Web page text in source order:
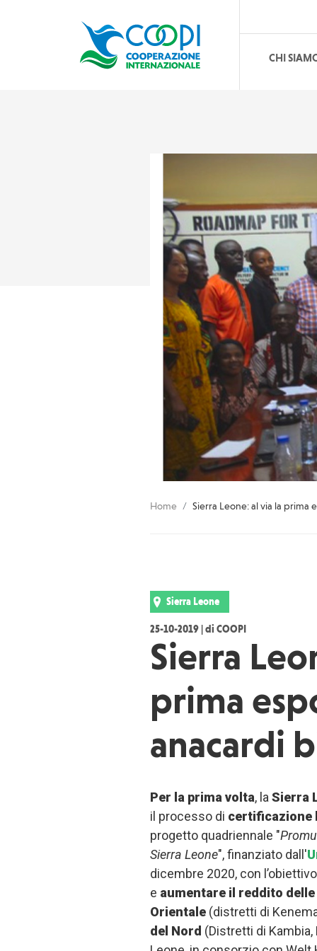
CHI
Home Sierra Leone: al via la prima
Sierra Leone
25-10-2019 | di COOPI
Sierra
prima
anacardi
Per la prima volta, la Sierra
il processo di certificazione
progetto quadriennale "
Sierra Leone", finanziato dall'
dicembre 2020, con
e aumentare il reddito
Orientale(distretti di
del Nord (Distretti di Kambia,